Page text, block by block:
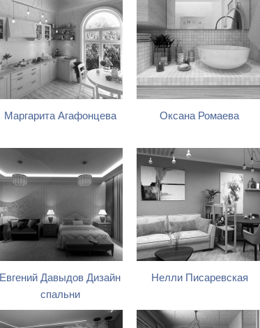
Маргарита Агафонцева Оксана Ромаева
Евгений Давыдов Дизайн
спальни
Нелли Писаревская